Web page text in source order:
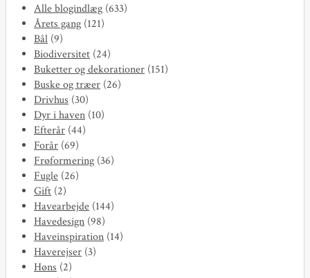
Alle blogindlæg (633)
Årets gang (121)
Bål (9)
Biodiversitet (24)
Buketter og dekorationer (151)
Buske og træer (26)
Drivhus (30)
Dyr i haven (10)
Efterår (44)
Forår (69)
Frøformering (36)
Fugle (26)
Gift (2)
Havearbejde (144)
Havedesign (98)
Haveinspiration (14)
Haverejser (3)
Høns (2)